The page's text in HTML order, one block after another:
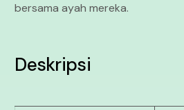
bersama ayah mereka.
Deskripsi